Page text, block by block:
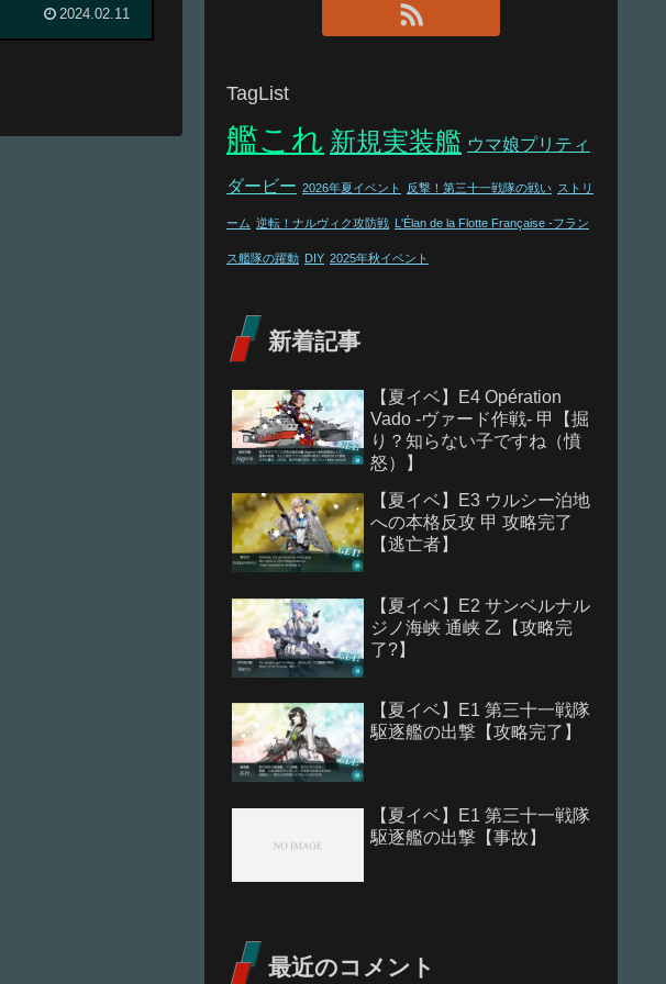
2024.02.11
TagList
艦これ 新規実装艦 ウマ娘プリティ
ダービー 2026年夏イベント 反撃！第三十一戦隊の戦い ストリ
ーム 逆転！ナルヴィク攻防戦 L'Élan de la Flotte Française -フラン
ス艦隊の躍動 DIY 2025年秋イベント
新着記事
【夏イベ】E4 Opération
Vado -ヴァード作戦- 甲【掘
り？知らない子ですね（憤
怒）】
【夏イベ】E3 ウルシー泊地
への本格反攻 甲 攻略完了
【逃亡者】
【夏イベ】E2 サンベルナル
ジノ海峡 通峡 乙【攻略完
了?】
【夏イベ】E1 第三十一戦隊
駆逐艦の出撃【攻略完了】
【夏イベ】E1 第三十一戦隊
駆逐艦の出撃【事故】
最近のコメント